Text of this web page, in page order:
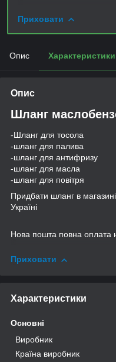
Приховати
Опис Характеристики
Опис
Шланг
-Шланг для тосола
-шланг для палива
-шланг для антифризу
-шланг для масла
-шланг для повітря
Придбати шланг в
Україні
Нова пошта повна оплата
Приховати
Характеристики
Основні
Виробник
Країна виробник